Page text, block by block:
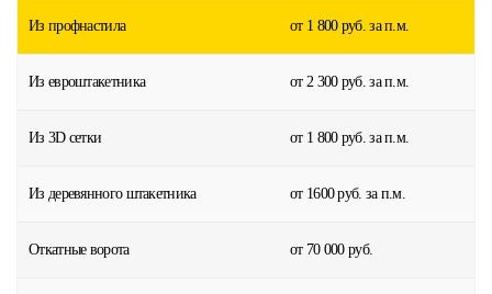
Из профнастила от 1 800 руб. за п.м.
Из евроштакетника от 2 300 руб. за п.м.
Из 3D сетки от 1 800 руб. за п.м.
Из деревянного штакетника от 1600 руб. за п.м.
Откатные ворота от 70 000 руб.